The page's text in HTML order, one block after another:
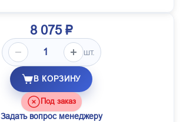
8 075 ₽
шт.
В КОРЗИНУ
Под заказ
Задать вопрос менеджеру